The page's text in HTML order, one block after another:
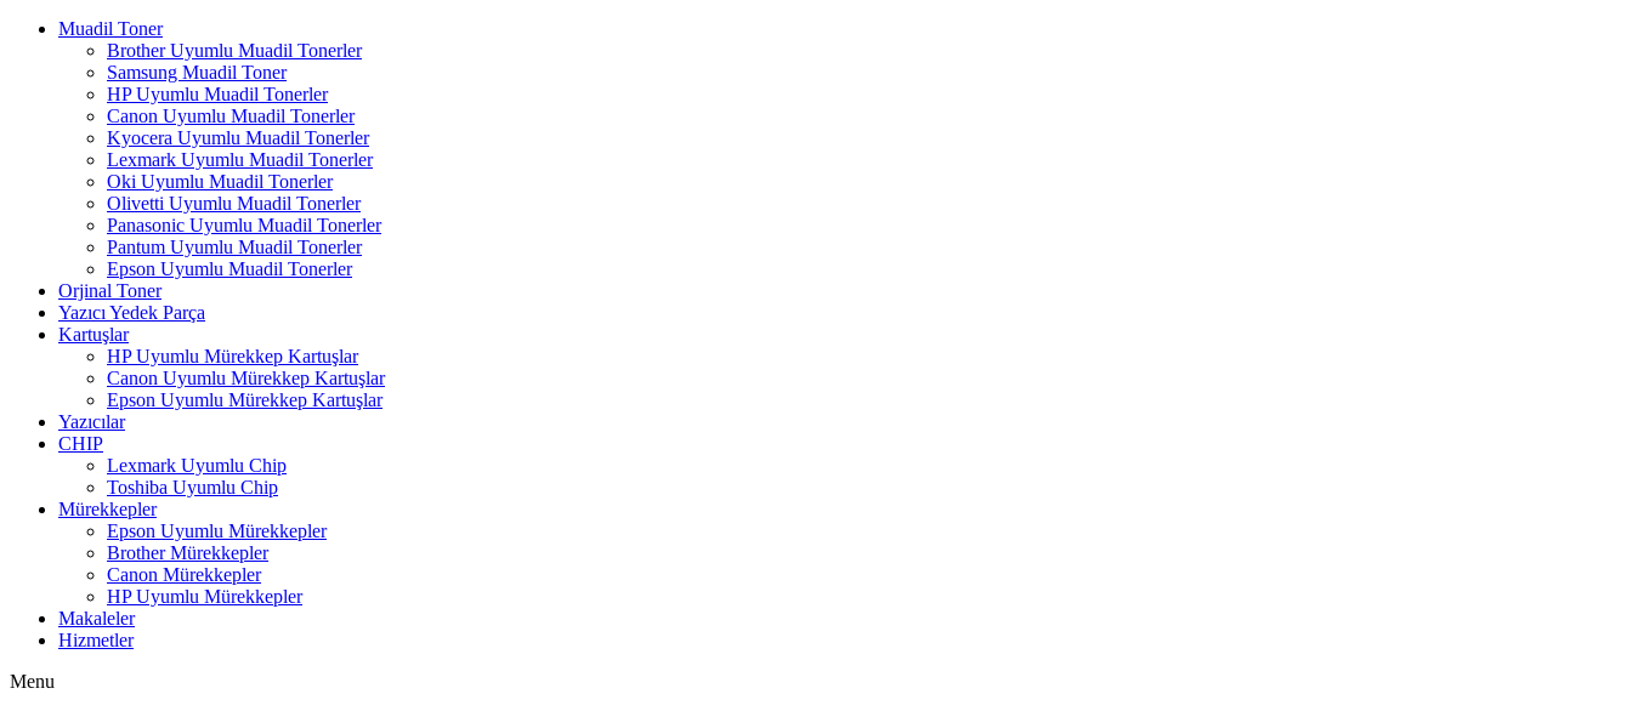
Muadil Toner
Brother Uyumlu Muadil Tonerler
Samsung Muadil Toner
HP Uyumlu Muadil Tonerler
Canon Uyumlu Muadil Tonerler
Kyocera Uyumlu Muadil Tonerler
Lexmark Uyumlu Muadil Tonerler
Oki Uyumlu Muadil Tonerler
Olivetti Uyumlu Muadil Tonerler
Panasonic Uyumlu Muadil Tonerler
Pantum Uyumlu Muadil Tonerler
Epson Uyumlu Muadil Tonerler
Orjinal Toner
Yazıcı Yedek Parça
Kartuşlar
HP Uyumlu Mürekkep Kartuşlar
Canon Uyumlu Mürekkep Kartuşlar
Epson Uyumlu Mürekkep Kartuşlar
Yazıcılar
CHIP
Lexmark Uyumlu Chip
Toshiba Uyumlu Chip
Mürekkepler
Epson Uyumlu Mürekkepler
Brother Mürekkepler
Canon Mürekkepler
HP Uyumlu Mürekkepler
Makaleler
Hizmetler
Menu